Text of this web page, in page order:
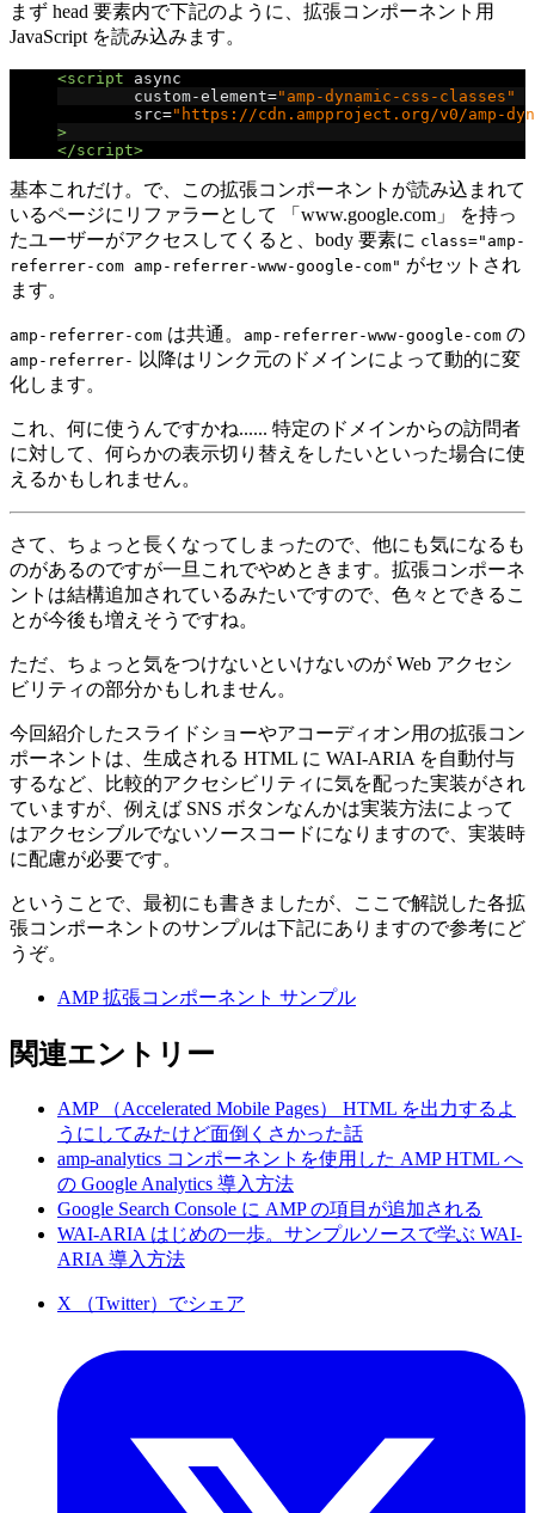
まず head 要素内で下記のように、拡張コンポーネント用
JavaScript を読み込みます。
<script
async
custom-element="amp-dynamic-css-classes"
src="https://cdn.ampproject.org/v0/amp-
>
</script>
基本これだけ。で、この拡張コンポーネントが読み込まれて
いるページにリファラーとして 「www.google.com」 を持っ
たユーザーがアクセスしてくると、body 要素に class="amp-
referrer-com amp-referrer-www-google-com" がセットされ
ます。
amp-referrer-com は共通。 amp-referrer-www-google-com の
amp-referrer- 以降はリンク元のドメインによって動的に変
化します。
これ、何に使うんですかね...... 特定のドメインからの訪問者
に対して、何らかの表示切り替えをしたいといった場合に使
えるかもしれません。
さて、ちょっと長くなってしまったので、他にも気になるも
のがあるのですが一旦これでやめときます。拡張コンポーネ
ントは結構追加されているみたいですので、色々とできるこ
とが今後も増えそうですね。
ただ、ちょっと気をつけないといけないのが Web アクセシ
ビリティの部分かもしれません。
今回紹介したスライドショーやアコーディオン用の拡張コン
ポーネントは、生成される HTML に WAI-ARIA を自動付与
するなど、比較的アクセシビリティに気を配った実装がされ
ていますが、例えば SNS ボタンなんかは実装方法によって
はアクセシブルでないソースコードになりますので、実装時
に配慮が必要です。
ということで、最初にも書きましたが、ここで解説した各拡
張コンポーネントのサンプルは下記にありますので参考にど
うぞ。
AMP 拡張コンポーネント サンプル
関連エントリー
AMP （Accelerated Mobile Pages） HTML を出力するよ
うにしてみたけど面倒くさかった話
amp-analytics コンポーネントを使用した AMP HTML へ
の Google Analytics 導入方法
Google Search Console に AMP の項目が追加される
WAI-ARIA はじめの一歩。サンプルソースで学ぶ WAI-
ARIA 導入方法
X （Twitter）でシェア